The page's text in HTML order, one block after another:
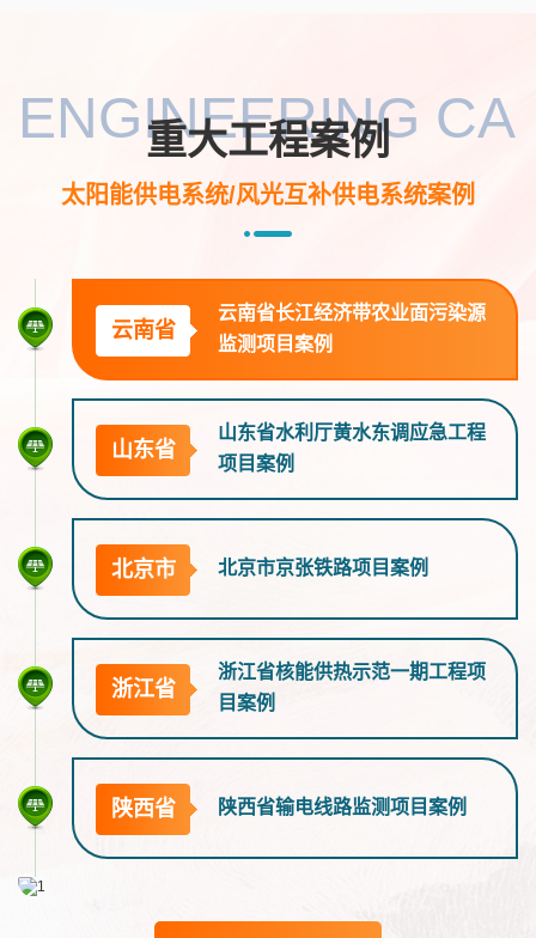
ENGINEERING
重大工程案例
太阳能供电系统/风光互补供电系统案例
目案例
云南省
云南省红河州林草森林防火项目
云南省
云南省长江经济带农业面污染源
监测项目案例
山东省
山东省水利厅黄水东调应急工程
项目案例
北京市 北京市京张铁路项目案例
浙江省
浙江省核能供热示范一期工程项
目案例
陕西省 陕西省输电线路监测项目案例
山东省 山东省威海边防海岛项目案例